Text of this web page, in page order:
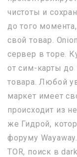
чистоты и
до того
свой товар.
сервер в торе.
от сим-карты до
товара. Любой
маркет имеет
происходит из
же Гидрой,
форуму
TOR, поиск в